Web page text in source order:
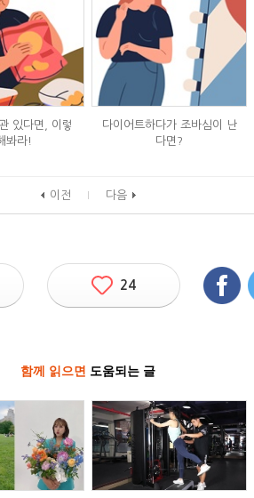
있다면, 이렇
봐라!
다이어트하다가 조바심이 난
다면?
이전 다음
24
함께 읽으면 도움되는 글